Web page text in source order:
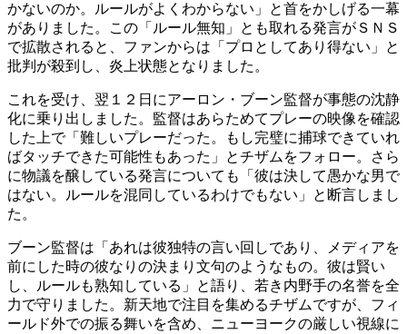
かないのか。ルールがよくわからない」と首をかしげる一幕
がありました。この「ルール無知」とも取れる発言がＳＮＳ
で拡散されると、ファンからは「プロとしてあり得ない」と
批判が殺到し、炎上状態となりました。
これを受け、翌１２日にアーロン・ブーン監督が事態の沈静
化に乗り出しました。監督はあらためてプレーの映像を確認
した上で「難しいプレーだった。もし完璧に捕球できていれ
ばタッチできた可能性もあった」とチザムをフォロー。さら
に物議を醸している発言についても「彼は決して愚かな男で
はない。ルールを混同しているわけでもない」と断言しまし
た。
ブーン監督は「あれは彼独特の言い回しであり、メディアを
前にした時の彼なりの決まり文句のようなもの。彼は賢い
し、ルールも熟知している」と語り、若き内野手の名誉を全
力で守りました。新天地で注目を集めるチザムですが、フィ
ールド外での振る舞いを含め、ニューヨークの厳しい視線に